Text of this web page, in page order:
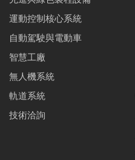
運動控制核心系統
自動駕駛與電動車
智慧工廠
無人機系統
軌道系統
技術洽詢